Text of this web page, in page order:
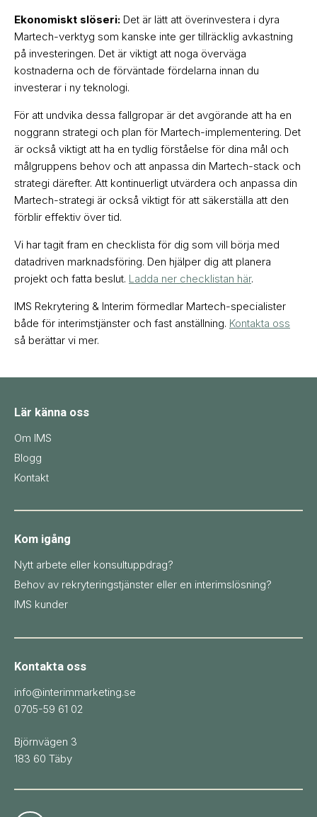
Ekonomiskt slöseri: Det är lätt att överinvestera i dyra
Martech-verktyg som kanske inte ger tillräcklig avkastning
på investeringen. Det är viktigt att noga överväga
kostnaderna och de förväntade fördelarna innan du
investerar i ny teknologi.
För att undvika dessa fallgropar är det avgörande att ha en
noggrann strategi och plan för Martech-implementering. Det
är också viktigt att ha en tydlig förståelse för dina mål och
målgruppens behov och att anpassa din Martech-stack och
strategi därefter. Att kontinuerligt utvärdera och anpassa din
Martech-strategi är också viktigt för att säkerställa att den
förblir effektiv över tid.
Vi har tagit fram en checklista för dig som vill börja med
datadriven marknadsföring. Den hjälper dig att planera
projekt och fatta beslut. Ladda ner checklistan här.
IMS Rekrytering & Interim förmedlar Martech-specialister
både för interimstjänster och fast anställning. Kontakta oss
så berättar vi mer.
Lär känna oss
Om IMS
Blogg
Kontakt
Kom igång
Nytt arbete eller konsultuppdrag?
Behov av rekryteringstjänster eller en interimslösning?
IMS kunder
Kontakta oss
info@interimmarketing.se
0705-59 61 02
Björnvägen 3
183 60 Täby